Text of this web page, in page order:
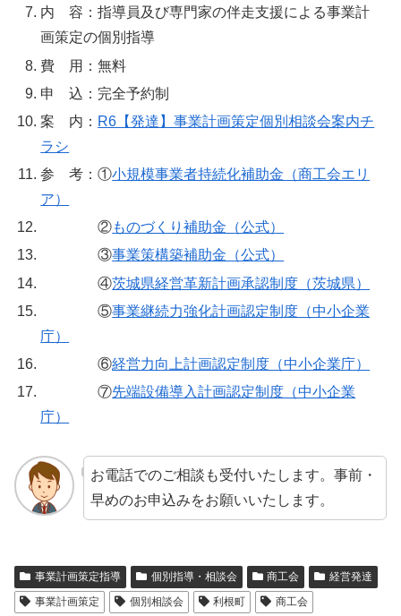
内 容：指導員及び専門家の伴走支援による事業計
画策定の個別指導
費 用：無料
申 込：完全予約制
案 内： R6【発達】事業計画策定個別相談会案内チ
ラシ
参 考：①小規模事業者持続化補助金（商工会エリ
ア）
②ものづくり補助金（公式）
③事業策構築補助金（公式）
④茨城県経営革新計画承認制度（茨城県）
⑤事業継続力強化計画認定制度（中小企業
庁）
⑥経営力向上計画認定制度（中小企業庁）
⑦先端設備導入計画認定制度（中小企業
庁）
お電話でのご相談も受付いたします。事前・
早めのお申込みをお願いいたします。
事業計画策定指導 個別指導・相談会 商工会
経営発達
事業計画策定
個別相談会 利根町
商工会